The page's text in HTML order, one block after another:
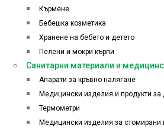
Кърмене
Бебешка козметика
Хранене на бебето и детето
Пелени и мокри кърпи
Санитарни материали и
Апарати за кръвно налягане
Медицински изделия и продукти за
Термометри
Медицински изделия за стомирани